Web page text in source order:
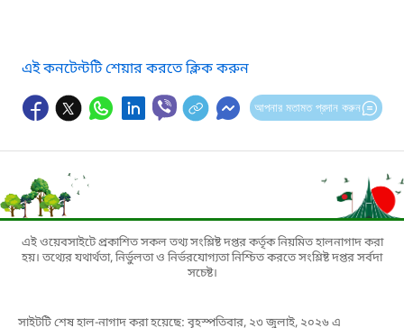
এই কনটেন্টটি শেয়ার করতে ক্লিক করুন
আপনার মতামত প্রদান করুন
এই ওয়েবসাইটে প্রকাশিত সকল তথ্য সংশ্লিষ্ট দপ্তর কর্তৃক নিয়মিত হালনাগাদ করা
হয়। তথ্যের যথার্থতা, নির্ভুলতা ও নির্ভরযোগ্যতা নিশ্চিত করতে সংশ্লিষ্ট দপ্তর সর্বদা
সচেষ্ট।
সাইটটি শেষ হাল-নাগাদ করা হয়েছে: বৃহস্পতিবার, ২৩ জুলাই, ২০২৬ এ